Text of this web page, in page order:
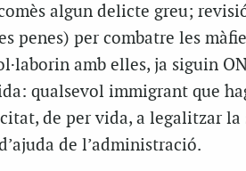
algun delicte greu;
penes) per combatre les
amb elles, ja siguin
qualsevol immigrant que
de per vida, a legalitzar
de l’administració.